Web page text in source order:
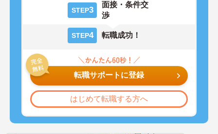
STEP3
面接・条件交
渉
STEP4 転職成功！
転職サポートに登録
はじめて転職する方へ